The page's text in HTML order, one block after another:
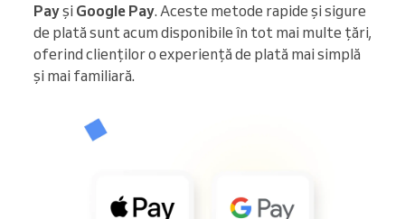
Payși Google Pay. Aceste metode rapide și sigure
de plată sunt acum disponibile în tot mai multe țări,
oferind clienților o experiență de plată mai simplă
și mai familiară.